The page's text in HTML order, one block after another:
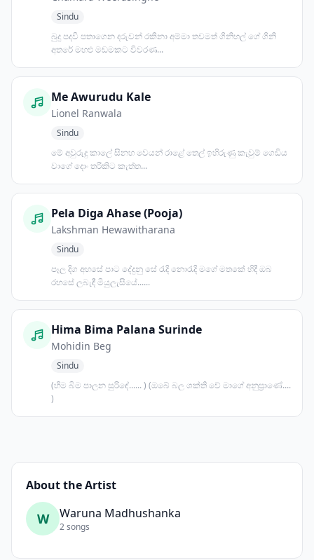
Sindu
බුදු පදවි පතාගෙන දරුවන් රකිනා අම්මා තවමත් ගිනිහල් ගේ ගිනි
අතරේ මහළු මඩමකට විවරණ...
Me Awurudu Kale
Lionel Ranwala
Sindu
මේ අවුරුදු කාලේ සිනහ වෙයන් රාළේ තෙල් ඉහිරුණු කැවුම් ගෙඩිය
වාගේ දොං තරිකිට කැත්ත...
Pela Diga Ahase (Pooja)
Lakshman Hewawitharana
Sindu
පෑල දිග අහසේ පාට දේදුනු සේ රැදි නොරැදි මගේ මතකේ හිදී ඔබ
රහසේ ලබැඳී මියුලැසියේ......
Hima Bima Palana Surinde
Mohidin Beg
Sindu
(හිම බිම පාලන සුරිඳේ...... ) (ඔබේ බල ශක්ති වේ මාගේ අනුප්‍රාණේ....
)
About the Artist
W Waruna Madhushanka
2 songs